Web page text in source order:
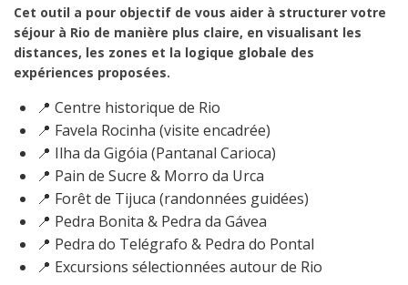
Cet outil a pour objectif de vous aider à structurer votre
séjour à Rio de manière plus claire, en visualisant les
distances, les zones et la logique globale des
expériences proposées.
📍 Centre historique de Rio
📍 Favela Rocinha (visite encadrée)
📍 Ilha da Gigóia (Pantanal Carioca)
📍 Pain de Sucre & Morro da Urca
📍 Forêt de Tijuca (randonnées guidées)
📍 Pedra Bonita & Pedra da Gávea
📍 Pedra do Telégrafo & Pedra do Pontal
📍 Excursions sélectionnées autour de Rio